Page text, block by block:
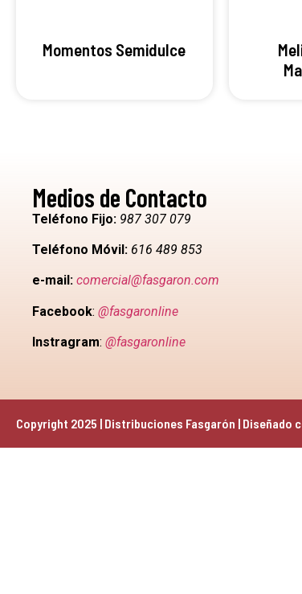
Momentos Semidulce
Medios de Contacto
Teléfono Fijo: 987 307 079
Teléfono Móvil: 616 489 853
e-mail: comercial@fasgaron.com
Facebook: @fasgaronline
Instragram: @fasgaronline
Copyright 2025 | Distribuciones Fasgarón | Diseñado